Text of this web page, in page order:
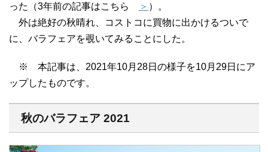
った（3年前の記事はこちら
＞ ）。
外は絶好の秋晴れ、コストコに買物に出かけるついで
に、バラフェアを覗いてみることにした。
※ 本記事は、2021年10月28日の様子を10月29日にア
ップしたものです。
秋のバラフェア 2021